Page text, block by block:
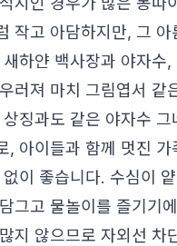
작고 아담하지만, 그 아
하얀 백사장과 야자수,
러져 마치 그림엽서 같
징과도 같은 야자수 그
, 아이들과 함께 멋진 가
이 좋습니다. 수심이
그고 물놀이를 즐기기
지 않으므로 자외선 차